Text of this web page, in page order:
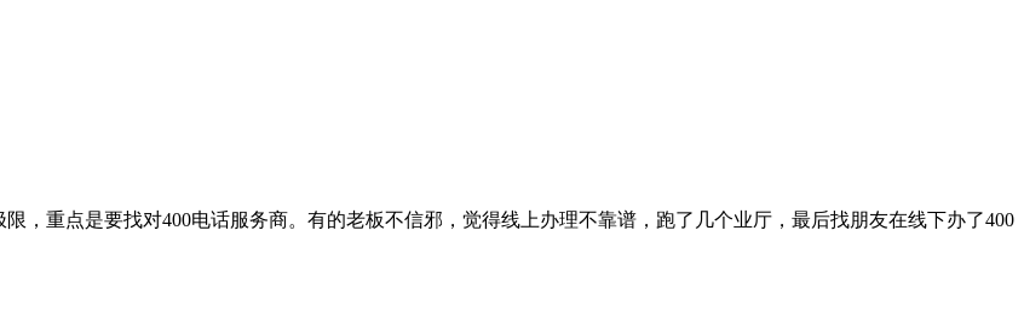
，重点是要找对400电话服务商。有的老板不信邪，觉得线上办理不靠谱，跑了几个业厅，最后找朋友在线下办了400